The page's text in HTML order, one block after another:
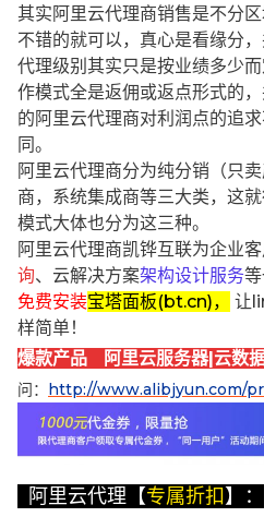
其实阿里云代理商销售是不分
不错的就可以，真心是看缘分
代理级别其实只是按业绩多少
作模式全是返佣或返点形式的
的阿里云代理商对利润点的追
同。
阿里云代理商分为纯分销（只
商，系统集成商等三大类，这
模式大体也分为这三种。
阿里云代理商凯铧互联为企业
询、云解决方案架构设计服务
免费安装宝塔面板(bt.cn)，
让
样简单！
爆款产品 阿里云服务器|云数
问： http://www.alibjyun.com/
阿里云代理【专属折扣】：